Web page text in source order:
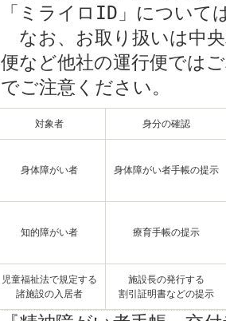
「ミライロID」について
なお、お取り扱いは中
便など他社の運行便では
でご注意ください。
対象者 身分の確認
身体障がい者 身体障がい者手帳の提示
知的障がい者 療育手帳の提示
児童福祉法で規定する
諸施設の入居者
施設長の発行する
割引証明書などの提示